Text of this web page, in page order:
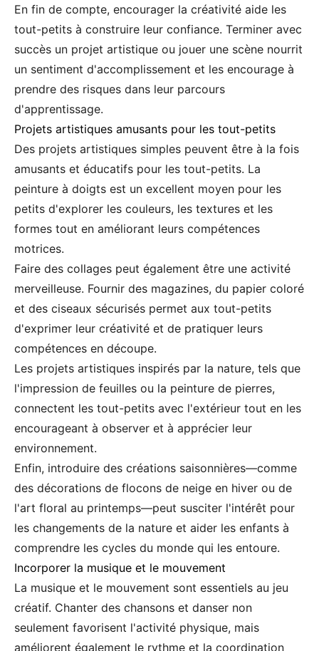
En fin de compte, encourager la créativité aide les
tout-petits à construire leur confiance. Terminer avec
succès un projet artistique ou jouer une scène nourrit
un sentiment d'accomplissement et les encourage à
prendre des risques dans leur parcours
d'apprentissage.
Projets artistiques amusants pour les tout-petits
Des projets artistiques simples peuvent être à la fois
amusants et éducatifs pour les tout-petits. La
peinture à doigts est un excellent moyen pour les
petits d'explorer les couleurs, les textures et les
formes tout en améliorant leurs compétences
motrices.
Faire des collages peut également être une activité
merveilleuse. Fournir des magazines, du papier coloré
et des ciseaux sécurisés permet aux tout-petits
d'exprimer leur créativité et de pratiquer leurs
compétences en découpe.
Les projets artistiques inspirés par la nature, tels que
l'impression de feuilles ou la peinture de pierres,
connectent les tout-petits avec l'extérieur tout en les
encourageant à observer et à apprécier leur
environnement.
Enfin, introduire des créations saisonnières—comme
des décorations de flocons de neige en hiver ou de
l'art floral au printemps—peut susciter l'intérêt pour
les changements de la nature et aider les enfants à
comprendre les cycles du monde qui les entoure.
Incorporer la musique et le mouvement
La musique et le mouvement sont essentiels au jeu
créatif. Chanter des chansons et danser non
seulement favorisent l'activité physique, mais
améliorent également le rythme et la coordination